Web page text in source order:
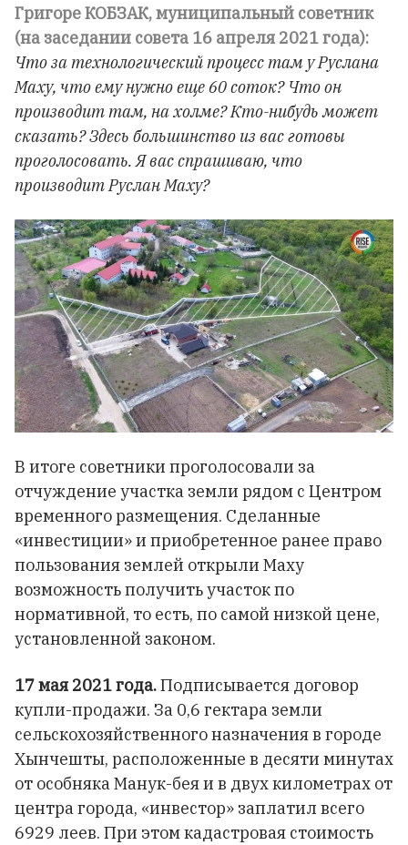
Григоре КОБЗАК, муниципальный советник
(на заседании совета 16 апреля 2021 года):
Что за технологический процесс там у Руслана
Маху, что ему нужно еще 60 соток? Что он
производит там, на холме? Кто-нибудь может
сказать? Здесь большинство из вас готовы
проголосовать. Я вас спрашиваю, что
производит Руслан Маху?
В итоге советники проголосовали за
отчуждение участка земли рядом с Центром
временного размещения. Сделанные
«инвестиции» и приобретенное ранее право
пользования землей открыли Маху
возможность получить участок по
нормативной, то есть, по самой низкой цене,
установленной законом.
17 мая 2021 года.Подписывается договор
купли-продажи. За 0,6 гектара земли
сельскохозяйственного назначения в городе
Хынчешты, расположенные в десяти минутах
от особняка Манук-бея и в двух километрах от
центра города, «инвестор» заплатил всего
6929 леев. При этом кадастровая стоимость